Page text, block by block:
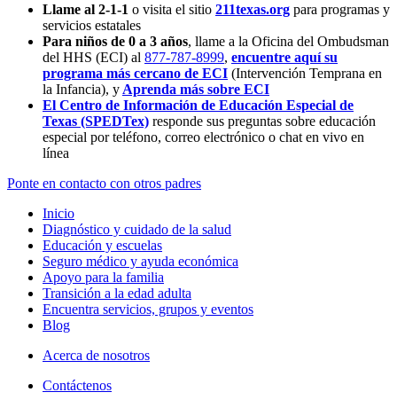
Llame al 2-1-1 o visita el sitio 211texas.org para programas y
servicios estatales
Para niños de 0 a 3 años, llame a la Oficina del Ombudsman
del HHS (ECI) al 877-787-8999, encuentre aquí su
programa más cercano de ECI (Intervención Temprana en
la Infancia), y Aprenda más sobre ECI
El Centro de Información de Educación Especial de
Texas (SPEDTex) responde sus preguntas sobre educación
especial por teléfono, correo electrónico o chat en vivo en
línea
Ponte en contacto con otros padres
Inicio
Diagnóstico y cuidado de la salud
Educación y escuelas
Seguro médico y ayuda económica
Apoyo para la familia
Transición a la edad adulta
Encuentra servicios, grupos y eventos
Blog
Acerca de nosotros
Contáctenos